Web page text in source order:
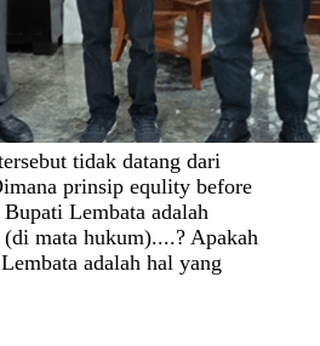
tidak datang dari
prinsip equlity before
Lembata adalah
mata hukum)....? Apakah
adalah hal yang